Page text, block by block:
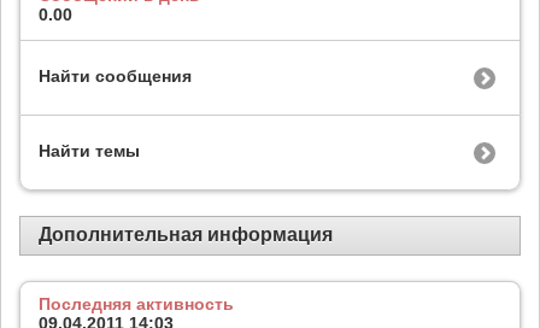
0.00
Найти сообщения
Найти темы
Дополнительная информация
Последняя активность
09.04.2011 14:03